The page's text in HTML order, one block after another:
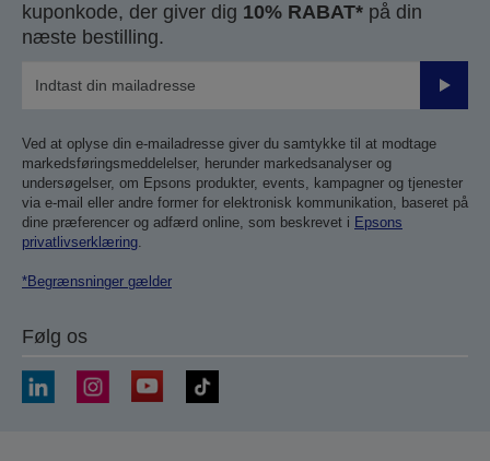
kuponkode, der giver dig 10% RABAT* på din
næste bestilling.
Send
Ved at oplyse din e-mailadresse giver du samtykke til at modtage
markedsføringsmeddelelser, herunder markedsanalyser og
undersøgelser, om Epsons produkter, events, kampagner og tjenester
via e-mail eller andre former for elektronisk kommunikation, baseret på
dine præferencer og adfærd online, som beskrevet i Epsons
privatlivserklæring.
*Begrænsninger gælder
Følg os